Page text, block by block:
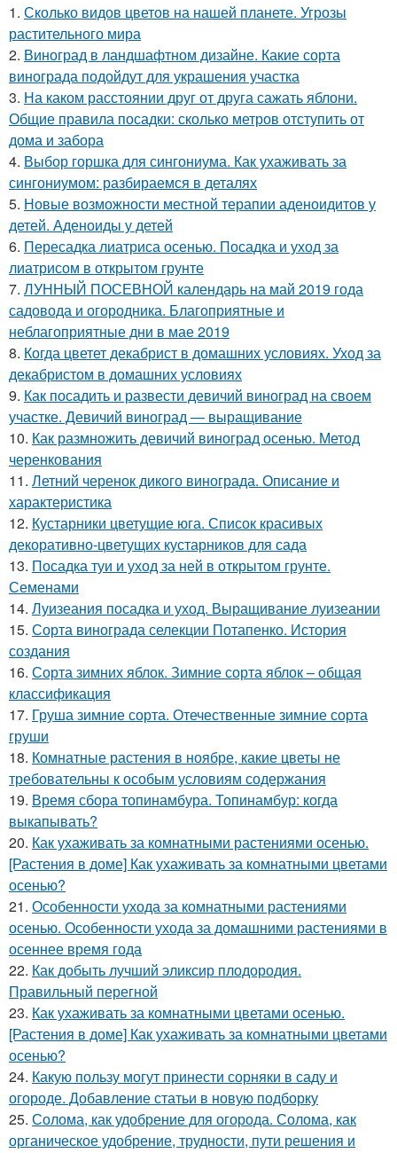
1. Сколько видов цветов на нашей планете. Угрозы
растительного мира
2. Виноград в ландшафтном дизайне. Какие сорта
винограда подойдут для украшения участка
3. На каком расстоянии друг от друга сажать яблони.
Общие правила посадки: сколько метров отступить от
дома и забора
4. Выбор горшка для сингониума. Как ухаживать за
сингониумом: разбираемся в деталях
5. Новые возможности местной терапии аденоидитов у
детей. Аденоиды у детей
6. Пересадка лиатриса осенью. Посадка и уход за
лиатрисом в открытом грунте
7. ЛУННЫЙ ПОСЕВНОЙ календарь на май 2019 года
садовода и огородника. Благоприятные и
неблагоприятные дни в мае 2019
8. Когда цветет декабрист в домашних условиях. Уход за
декабристом в домашних условиях
9. Как посадить и развести девичий виноград на своем
участке. Девичий виноград — выращивание
10. Как размножить девичий виноград осенью. Метод
черенкования
11. Летний черенок дикого винограда. Описание и
характеристика
12. Кустарники цветущие юга. Список красивых
декоративно-цветущих кустарников для сада
13. Посадка туи и уход за ней в открытом грунте.
Семенами
14. Луизеания посадка и уход. Выращивание луизеании
15. Сорта винограда селекции Потапенко. История
создания
16. Сорта зимних яблок. Зимние сорта яблок – общая
классификация
17. Груша зимние сорта. Отечественные зимние сорта
груши
18. Комнатные растения в ноябре, какие цветы не
требовательны к особым условиям содержания
19. Время сбора топинамбура. Топинамбур: когда
выкапывать?
20. Как ухаживать за комнатными растениями осенью.
[Растения в доме] Как ухаживать за комнатными цветами
осенью?
21. Особенности ухода за комнатными растениями
осенью. Особенности ухода за домашними растениями в
осеннее время года
22. Как добыть лучший эликсир плодородия.
Правильный перегной
23. Как ухаживать за комнатными цветами осенью.
[Растения в доме] Как ухаживать за комнатными цветами
осенью?
24. Какую пользу могут принести сорняки в саду и
огороде. Добавление статьи в новую подборку
25. Солома, как удобрение для огорода. Солома, как
органическое удобрение, трудности, пути решения и